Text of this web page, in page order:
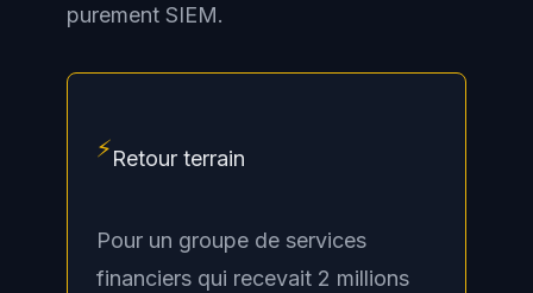
purement SIEM.
⚡Retour terrain
Pour un groupe de services
financiers qui recevait 2 millions